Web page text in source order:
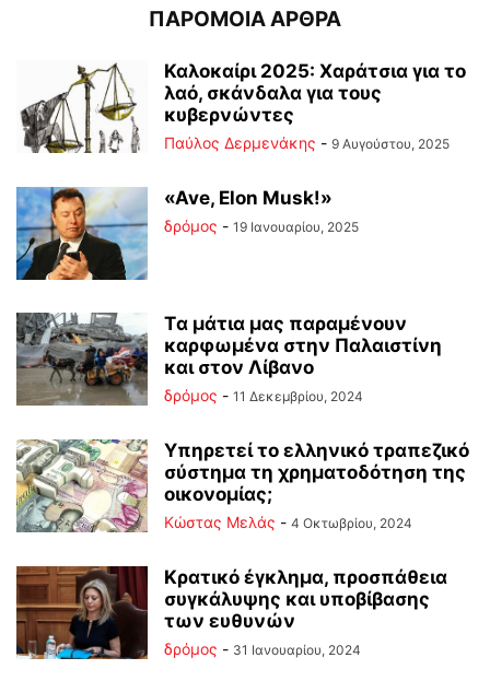
ΠΑΡΟΜΟΙΑ ΑΡΘΡΑ
Καλοκαίρι 2025: Χαράτσια για το
λαό, σκάνδαλα για τους
κυβερνώντες
Παύλος Δερμενάκης - 9 Αυγούστου, 2025
«Ave, Elon Musk!»
δρόμος - 19 Ιανουαρίου, 2025
Tα μάτια μας παραμένουν
καρφωμένα στην Παλαιστίνη
και στον Λίβανο
δρόμος - 11 Δεκεμβρίου, 2024
Υπηρετεί το ελληνικό τραπεζικό
σύστημα τη χρηματοδότηση της
οικονομίας;
Κώστας Μελάς - 4 Οκτωβρίου, 2024
Κρατικό έγκλημα, προσπάθεια
συγκάλυψης και υποβίβασης
των ευθυνών
δρόμος - 31 Ιανουαρίου, 2024